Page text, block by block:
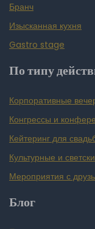
Бранч
Изысканная кухня
Gastro stage
По типу
Корпоративные
Конгрессы и
Кейтеринг для
Культурные и
Мероприятия с
Блог